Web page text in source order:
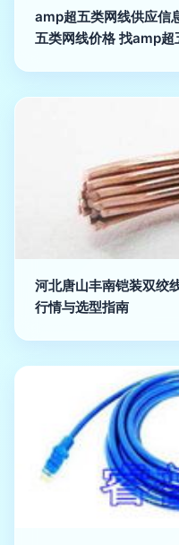
amp超五类网线供应信
五类网线价格 找amp超
河北唐山丰南铠装双绞
行情与选型指南